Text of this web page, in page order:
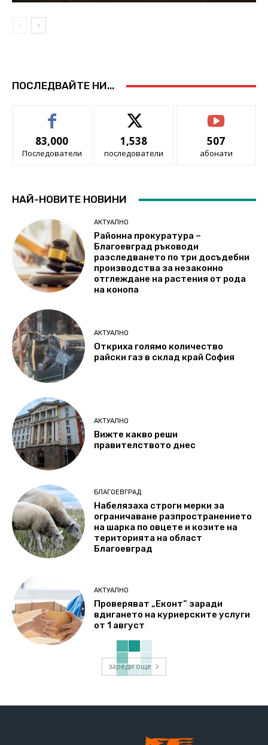
ПОСЛЕДВАЙТЕ НИ...
83,000
Последователи
1,538
последователи
507
абонати
НАЙ-НОВИТЕ НОВИНИ
АКТУАЛНО
Районна прокуратура –
Благоевград ръководи
разследването по три досъдебни
производства за незаконно
отглеждане на растения от рода
на конопа
АКТУАЛНО
Откриха голямо количество
райски газ в склад край София
АКТУАЛНО
Вижте какво реши
правителството днес
БЛАГОЕВГРАД
Набелязаха строги мерки за
ограничаване разпространението
на шарка по овцете и козите на
територията на област
Благоевград
АКТУАЛНО
Проверяват „Еконт“ заради
вдигането на куриерските услуги
от 1 август
зареди още